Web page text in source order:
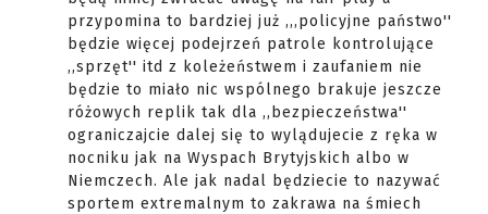
przypomina to bardziej już ,,,policyjne państwo''
będzie więcej podejrzeń patrole kontrolujące
,,sprzęt'' itd z koleżeństwem i zaufaniem nie
będzie to miało nic wspólnego brakuje jeszcze
różowych replik tak dla ,,bezpieczeństwa''
ograniczajcie dalej się to wylądujecie z ręka w
nocniku jak na Wyspach Brytyjskich albo w
Niemczech. Ale jak nadal będziecie to nazywać
sportem extremalnym to zakrawa na śmiech